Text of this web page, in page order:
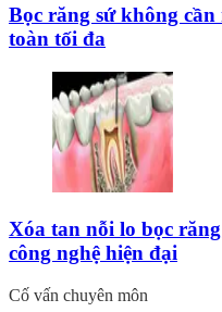
Bọc răng sứ không
toàn tối đa
Xóa tan nỗi lo bọc
công nghệ hiện đại
Cố vấn chuyên môn